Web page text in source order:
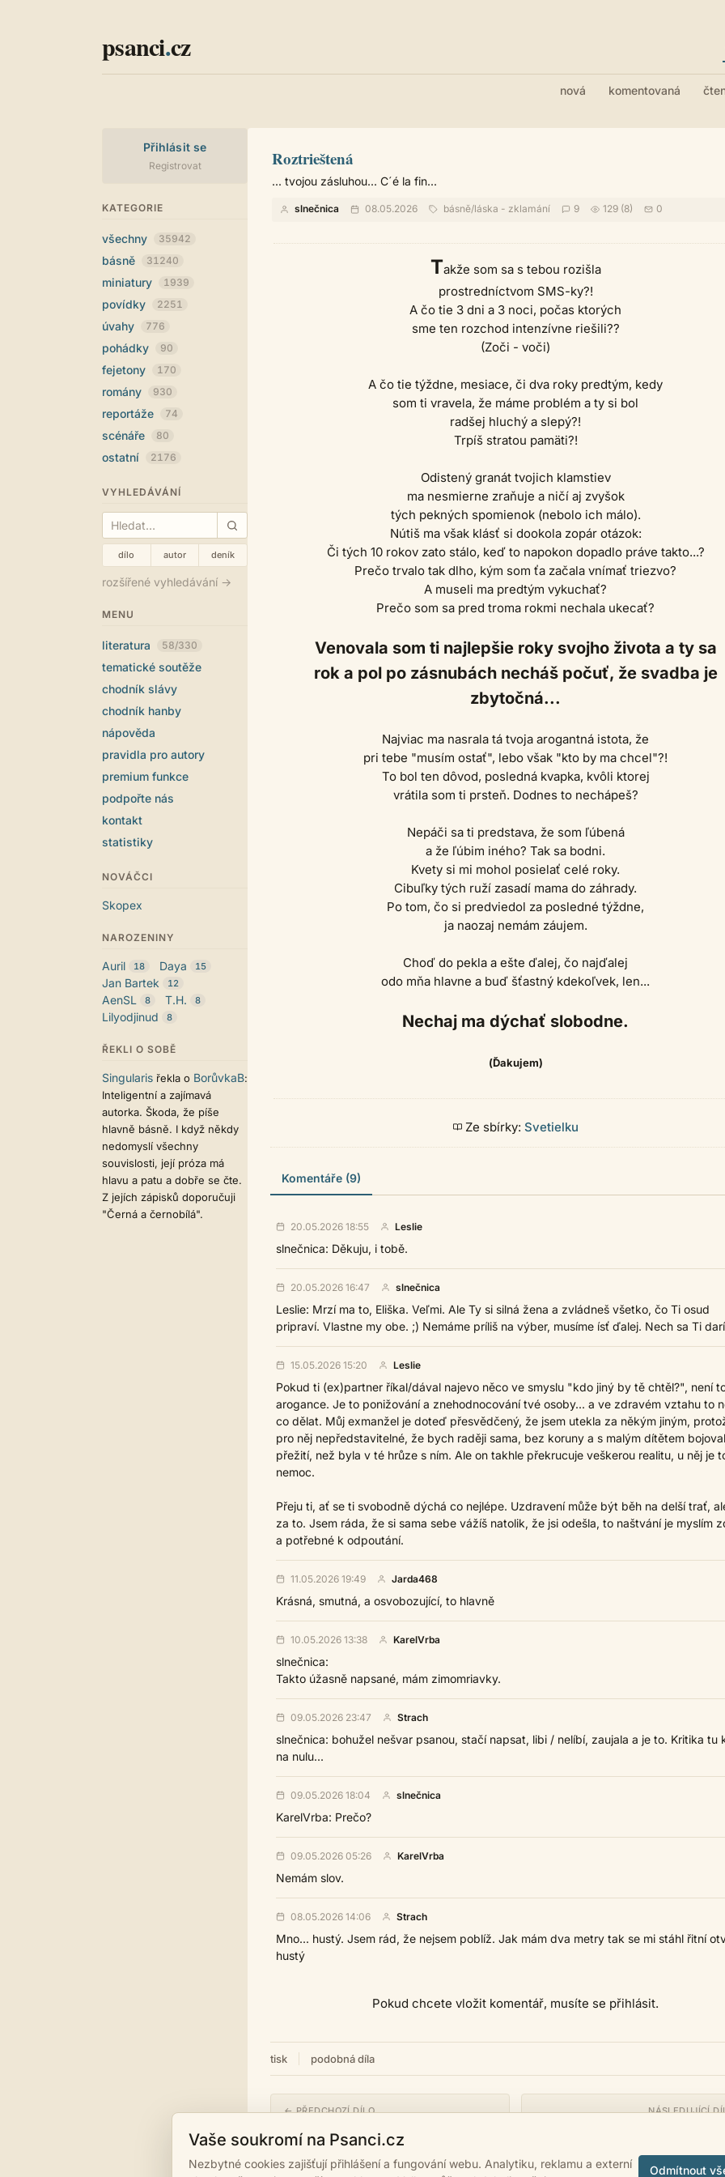
psanci.cz
nová komentovaná
Přihlásit se
Registrovat
KATEGORIE
všechny 35942
básně 31240
miniatury 1939
povídky 2251
úvahy 776
pohádky 90
fejetony 170
romány 930
reportáže 74
scénáře 80
ostatní 2176
VYHLEDÁVÁNÍ
dílo autor deník
rozšířené vyhledávání →
MENU
literatura 58/330
tematické soutěže
chodník slávy
chodník hanby
nápověda
pravidla pro autory
premium funkce
podpořte nás
kontakt
statistiky
NOVÁČCI
Skopex
NAROZENINY
Auril 18 Daya 15
Jan Bartek 12
AenSL 8 T.H. 8
Lilyodjinud 8
ŘEKLI O SOBĚ
Singularis řekla o BorůvkaB:
Inteligentní a zajímavá
autorka. Škoda, že píše
hlavně básně. I když někdy
nedomyslí všechny
souvislosti, její próza má
hlavu a patu a dobře se čte.
Z jejích zápisků doporučuji
"Černá a černobílá".
Roztrieštená
... tvojou zásluhou... C´é la fin...
slnečnica 08.05.2026 básně/láska - zklamání 9 129 (8) 0
Takže som sa s tebou rozišla
prostredníctvom SMS-ky?!
A čo tie 3 dni a 3 noci, počas ktorých
sme ten rozchod intenzívne riešili??
(Zoči - voči)
A čo tie týždne, mesiace, či dva roky predtým, kedy
som ti vravela, že máme problém a ty si bol
radšej hluchý a slepý?!
Trpíš stratou pamäti?!
Odistený granát tvojich klamstiev
ma nesmierne zraňuje a ničí aj zvyšok
tých pekných spomienok (nebolo ich málo).
Nútiš ma však klásť si dookola zopár otázok:
Či tých 10 rokov zato stálo, keď to napokon dopadlo práve takto...?
Prečo trvalo tak dlho, kým som ťa začala vnímať triezvo?
A museli ma predtým vykuchať?
Prečo som sa pred troma rokmi nechala ukecať?
Venovala som ti najlepšie roky svojho života a ty sa
rok a pol po zásnubách necháš počuť, že svadba je
zbytočná...
Najviac ma nasrala tá tvoja arogantná istota, že
pri tebe "musím ostať", lebo však "kto by ma chcel"?!
To bol ten dôvod, posledná kvapka, kvôli ktorej
vrátila som ti prsteň. Dodnes to nechápeš?
Nepáči sa ti predstava, že som ľúbená
a že ľúbim iného? Tak sa bodni.
Kvety si mi mohol posielať celé roky.
Cibuľky tých ruží zasadí mama do záhrady.
Po tom, čo si predviedol za posledné týždne,
ja naozaj nemám záujem.
Choď do pekla a ešte ďalej, čo najďalej
odo mňa hlavne a buď šťastný kdekoľvek, len...
Nechaj ma dýchať slobodne.
(Ďakujem)
Ze sbírky: Svetielku
Komentáře (9)
20.05.2026 18:55 Leslie
slnečnica: Děkuju, i tobě.
20.05.2026 16:47 slnečnica
Leslie: Mrzí ma to, Eliška. Veľmi. Ale Ty si silná žena a zvládneš všetko, čo Ti osud
pripraví. Vlastne my obe. ;) Nemáme príliš na výber, musíme ísť ďalej. Nech sa Ti
15.05.2026 15:20 Leslie
Pokud ti (ex)partner říkal/dával najevo něco ve smyslu "kdo jiný by tě chtěl?", není
arogance. Je to ponižování a znehodnocování tvé osoby... a ve zdravém vztahu to
co dělat. Můj exmanžel je doteď přesvědčený, že jsem utekla za někým jiným,
pro něj nepředstavitelné, že bych raději sama, bez koruny a s malým dítětem
přežití, než byla v té hrůze s ním. Ale on takhle překrucuje veškerou realitu, u něj je
nemoc.
Přeju ti, ať se ti svobodně dýchá co nejlépe. Uzdravení může být běh na delší trať,
za to. Jsem ráda, že si sama sebe vážíš natolik, že jsi odešla, to naštvání je myslím
a potřebné k odpoutání.
11.05.2026 19:49 Jarda468
Krásná, smutná, a osvobozující, to hlavně
10.05.2026 13:38 KarelVrba
slnečnica:
Takto úžasně napsané, mám zimomriavky.
09.05.2026 23:47 Strach
slnečnica: bohužel nešvar psanou, stačí napsat, libi / nelíbí, zaujala a je to. Kritika tu
na nulu...
09.05.2026 18:04 slnečnica
KarelVrba: Prečo?
09.05.2026 05:26 KarelVrba
Nemám slov.
08.05.2026 14:06 Strach
Mno... hustý. Jsem rád, že nejsem poblíž. Jak mám dva metry tak se mi stáhl řitní
hustý
Pokud chcete vložit komentář, musíte se přihlásit.
tisk podobná díla
← PŘEDCHOZÍ DÍLO NÁSLEDUJÍCÍ
Vaše soukromí na Psanci.cz
Nezbytné cookies zajišťují přihlášení a fungování webu. Analytiku, reklamu a externí
Odmítnout